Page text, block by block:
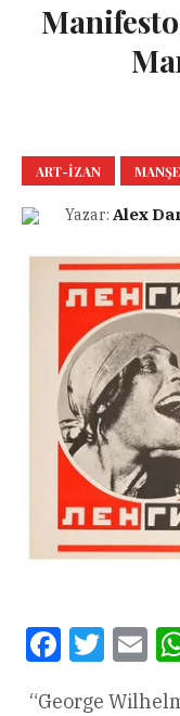
ART-IZAN
Yazar: Alex
FacebookTwitter
“George